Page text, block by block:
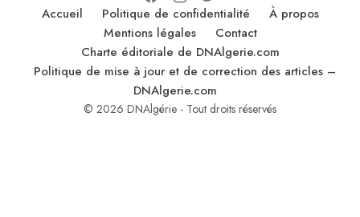
Accueil Politique de confidentialité
À propos
Mentions légales
Contact
Charte éditoriale de DNAlgerie.com
Politique de mise à jour et de correction des articles –
DNAlgerie.com
© 2026 DNAlgérie - Tout droits réservés